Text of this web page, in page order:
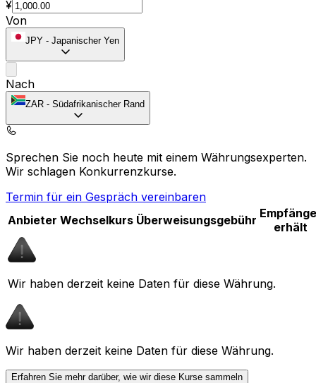
¥
Von
JPY - Japanischer Yen
Nach
ZAR - Südafrikanischer Rand
Sprechen Sie noch heute mit einem Währungsexperten.
Wir schlagen Konkurrenzkurse.
Termin für ein Gespräch vereinbaren
Anbieter Wechselkurs Überweisungsgebühr
erhält
Wir haben derzeit keine Daten für diese Währung.
Wir haben derzeit keine Daten für diese Währung.
Erfahren Sie mehr darüber, wie wir diese Kurse sammeln